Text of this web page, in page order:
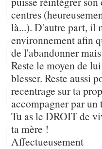
centres
là...). D'autre part, il
environnement afin
de l'abandonner
Reste le moyen de
blesser. Reste aussi
recentrage sur ta
accompagner par un
Tu as le DROIT de
ta mère !
Affectueusement